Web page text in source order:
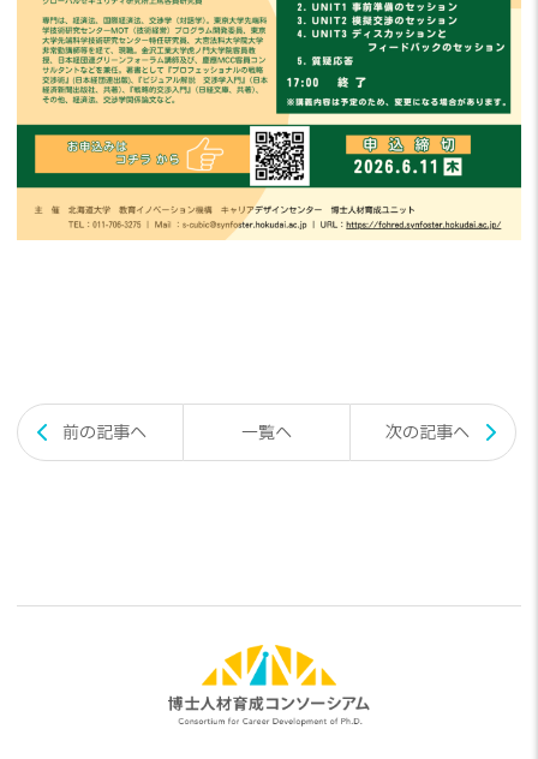
投
稿
前の記事へ 一覧へ 次の記事へ